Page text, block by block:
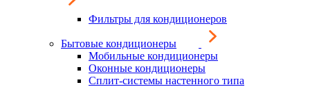
Фильтры для кондиционеров
Бытовые кондиционеры
Мобильные кондиционеры
Оконные кондиционеры
Сплит-системы настенного типа